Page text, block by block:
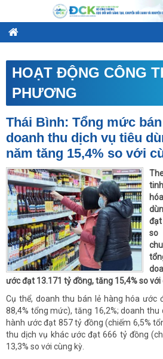
HOẠT ĐỘNG CÔNG
PHƯƠNG
Thái Bình: Tổng mức
doanh thu dịch vụ tiêu
năm tăng 15,4% so với
so
ước đạt 13.171 tỷ đồng, tăng 15,4% so với
Cụ thể, doanh thu bán lẻ hàng hóa ước
88,4% tổng mức), tăng 16,2%; doanh
hành ước đạt 857 tỷ đồng (chiếm 6,5%
thu dịch vụ khác ước đạt 666 tỷ đồng
13,3% so với cùng kỳ.